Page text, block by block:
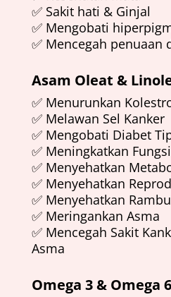
✅ Sakit hati & Ginjal
✅ Mengobati
✅ Mencegah penuaan
Asam Oleat &
✅ Menurunkan
✅ Melawan Sel Kanker
✅ Mengobati Diabet
✅ Meningkatkan
✅ Menyehatkan
✅ Menyehatkan
✅ Menyehatkan
✅ Meringankan Asma
✅ Mencegah Sakit
Asma
Omega 3 & Omega 6